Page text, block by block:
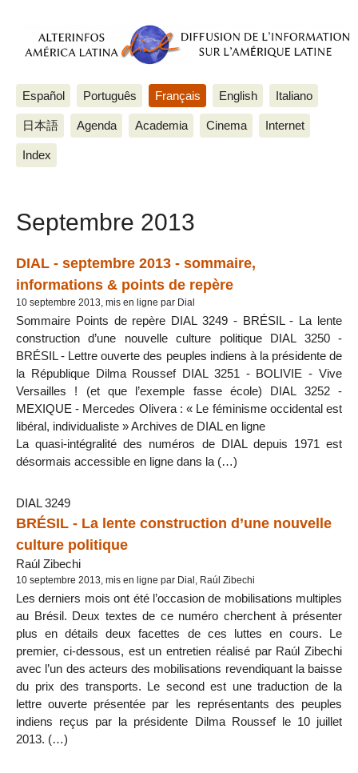
Español Português Français English Italiano
日本語 Agenda Academia Cinema Internet
Index
Septembre 2013
DIAL - septembre 2013 - sommaire,
informations & points de repère
10 septembre 2013, mis en ligne par Dial
Sommaire Points de repère DIAL 3249 - BRÉSIL - La lente
construction d’une nouvelle culture politique DIAL 3250 -
BRÉSIL - Lettre ouverte des peuples indiens à la présidente de
la République Dilma Roussef DIAL 3251 - BOLIVIE - Vive
Versailles ! (et que l’exemple fasse école) DIAL 3252 -
MEXIQUE - Mercedes Olivera : « Le féminisme occidental est
libéral, individualiste » Archives de DIAL en ligne
La quasi-intégralité des numéros de DIAL depuis 1971 est
désormais accessible en ligne dans la (…)
DIAL 3249
BRÉSIL - La lente construction d’une nouvelle
culture politique
Raúl Zibechi
10 septembre 2013, mis en ligne par Dial, Raúl Zibechi
Les derniers mois ont été l’occasion de mobilisations multiples
au Brésil. Deux textes de ce numéro cherchent à présenter
plus en détails deux facettes de ces luttes en cours. Le
premier, ci-dessous, est un entretien réalisé par Raúl Zibechi
avec l’un des acteurs des mobilisations revendiquant la baisse
du prix des transports. Le second est une traduction de la
lettre ouverte présentée par les représentants des peuples
indiens reçus par la présidente Dilma Roussef le 10 juillet
2013. (…)